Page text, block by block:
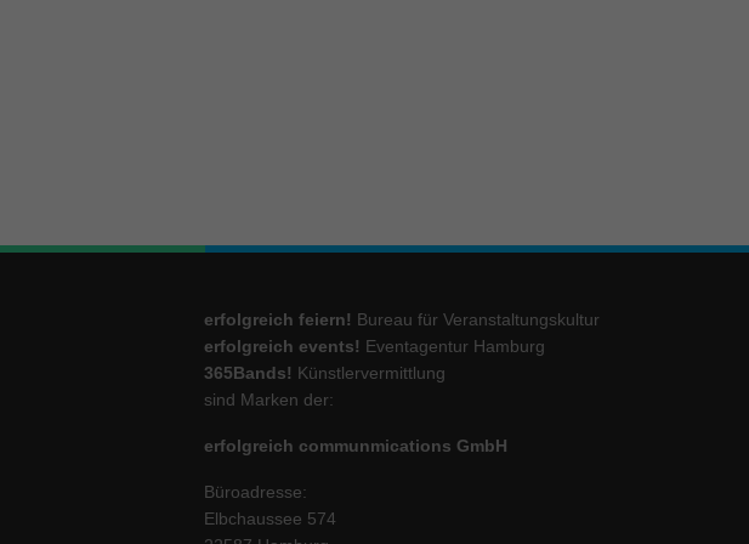
erfolgreich feiern! Bureau für Veranstaltungskultur
erfolgreich events! Eventagentur Hamburg
365Bands! Künstlervermittlung
sind Marken der:
erfolgreich communmications GmbH
Büroadresse:
Elbchaussee 574
werden standardmäßig blockiert.
der Zugriff auf diese Inhalte
Impressum